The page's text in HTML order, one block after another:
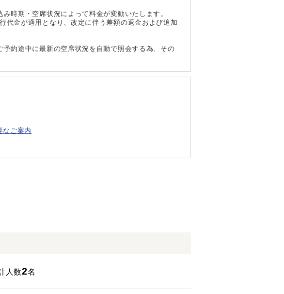
時期・空席状況によって料金が変動いたします。
代金が適用となり、改定に伴う差額の返金および追加
約途中に最新の空席状況を自動で照会する為、その
なご案内
人数2名